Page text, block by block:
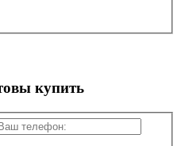
купить